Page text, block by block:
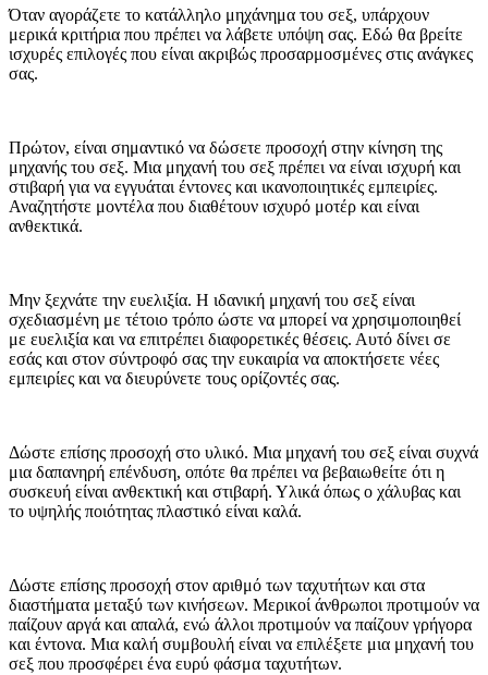
Όταν αγοράζετε το κατάλληλο μηχάνημα του σεξ, υπάρχουν
μερικά κριτήρια που πρέπει να λάβετε υπόψη σας. Εδώ θα βρείτε
ισχυρές επιλογές που είναι ακριβώς προσαρμοσμένες στις ανάγκες
σας.
Πρώτον, είναι σημαντικό να δώσετε προσοχή στην κίνηση της
μηχανής του σεξ. Μια μηχανή του σεξ πρέπει να είναι ισχυρή και
στιβαρή για να εγγυάται έντονες και ικανοποιητικές εμπειρίες.
Αναζητήστε μοντέλα που διαθέτουν ισχυρό μοτέρ και είναι
ανθεκτικά.
Μην ξεχνάτε την ευελιξία. Η ιδανική μηχανή του σεξ είναι
σχεδιασμένη με τέτοιο τρόπο ώστε να μπορεί να χρησιμοποιηθεί
με ευελιξία και να επιτρέπει διαφορετικές θέσεις. Αυτό δίνει σε
εσάς και στον σύντροφό σας την ευκαιρία να αποκτήσετε νέες
εμπειρίες και να διευρύνετε τους ορίζοντές σας.
Δώστε επίσης προσοχή στο υλικό. Μια μηχανή του σεξ είναι συχνά
μια δαπανηρή επένδυση, οπότε θα πρέπει να βεβαιωθείτε ότι η
συσκευή είναι ανθεκτική και στιβαρή. Υλικά όπως ο χάλυβας και
το υψηλής ποιότητας πλαστικό είναι καλά.
Δώστε επίσης προσοχή στον αριθμό των ταχυτήτων και στα
διαστήματα μεταξύ των κινήσεων. Μερικοί άνθρωποι προτιμούν να
παίζουν αργά και απαλά, ενώ άλλοι προτιμούν να παίζουν γρήγορα
και έντονα. Μια καλή συμβουλή είναι να επιλέξετε μια μηχανή του
σεξ που προσφέρει ένα ευρύ φάσμα ταχυτήτων.